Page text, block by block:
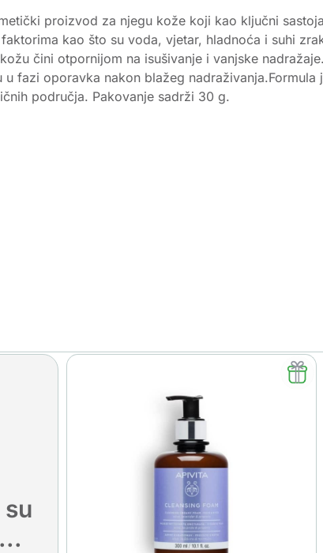
proizvod za njegu kože koji kao ključni
kao što su voda, vjetar, hladnoća i suhi
čini otpornijom na isušivanje i vanjske
u fazi oporavka nakon blažeg
područja. Pakovanje sadrži 30 g.